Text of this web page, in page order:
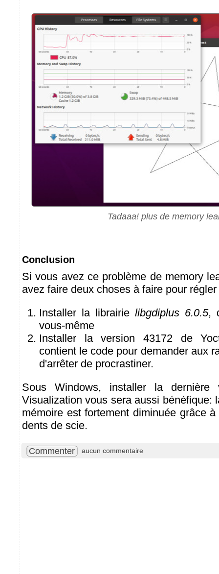
Tadaaa! plus de memory
Conclusion
Si vous avez ce problème de memory
avez faire deux choses à faire pour
Installer la librairie libgdiplus 6.0.5,
vous-même
Installer la version 43172 de
contient le code pour demander aux
d'arrêter de procrastiner.
Sous Windows, installer la dernière
Visualization vous sera aussi bénéfique:
mémoire est fortement diminuée grâce
dents de scie.
Commenter aucun commentaire